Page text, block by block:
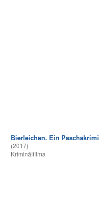
Bierleichen. Ein Paschakrimi
(2017)
Kriminālfilma